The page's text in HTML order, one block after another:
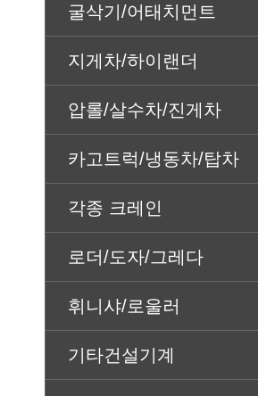
굴삭기/어태치먼트
지게차/하이랜더
압롤/살수차/진게차
카고트럭/냉동차/탑차
각종 크레인
로더/도자/그레다
휘니샤/로울러
기타건설기계